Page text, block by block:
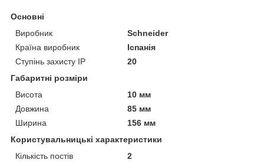
Основні
Виробник
Schneider
Країна виробник
Іспанія
Ступінь захисту IP
20
Габаритні розміри
Висота
10 мм
Довжина
85 мм
Ширина
156 мм
Користувальницькі характеристики
Кількість постів
2